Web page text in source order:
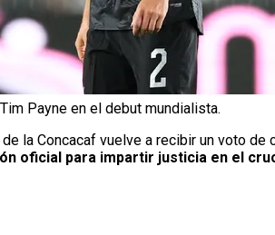
Payne en el debut mundialista.
la Concacaf vuelve a recibir un voto
oficial para impartir justicia en el